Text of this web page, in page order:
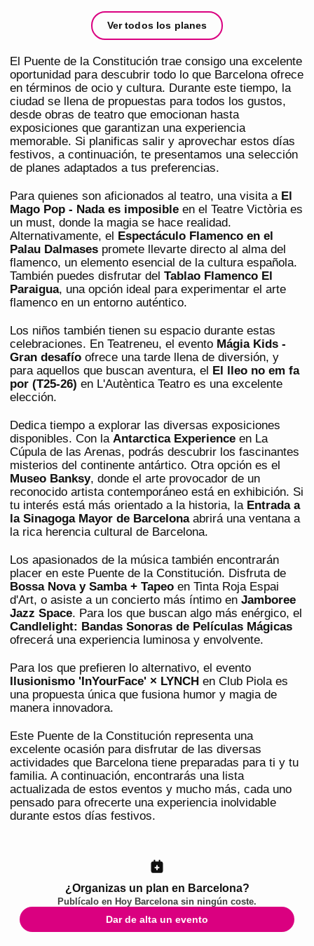
Ver todos los planes
El Puente de la Constitución trae consigo una excelente
oportunidad para descubrir todo lo que Barcelona ofrece
en términos de ocio y cultura. Durante este tiempo, la
ciudad se llena de propuestas para todos los gustos,
desde obras de teatro que emocionan hasta
exposiciones que garantizan una experiencia
memorable. Si planificas salir y aprovechar estos días
festivos, a continuación, te presentamos una selección
de planes adaptados a tus preferencias.
Para quienes son aficionados al teatro, una visita a El
Mago Pop - Nada es imposible en el Teatre Victòria es
un must, donde la magia se hace realidad.
Alternativamente, el Espectáculo Flamenco en el
Palau Dalmases promete llevarte directo al alma del
flamenco, un elemento esencial de la cultura española.
También puedes disfrutar del Tablao Flamenco El
Paraigua, una opción ideal para experimentar el arte
flamenco en un entorno auténtico.
Los niños también tienen su espacio durante estas
celebraciones. En Teatreneu, el evento Mágia Kids -
Gran desafío ofrece una tarde llena de diversión, y
para aquellos que buscan aventura, el El lleo no em fa
por (T25-26) en L'Autèntica Teatro es una excelente
elección.
Dedica tiempo a explorar las diversas exposiciones
disponibles. Con la Antarctica Experience en La
Cúpula de las Arenas, podrás descubrir los fascinantes
misterios del continente antártico. Otra opción es el
Museo Banksy, donde el arte provocador de un
reconocido artista contemporáneo está en exhibición. Si
tu interés está más orientado a la historia, la Entrada a
la Sinagoga Mayor de Barcelonaabrirá una ventana a
la rica herencia cultural de Barcelona.
Los apasionados de la música también encontrarán
placer en este Puente de la Constitución. Disfruta de
Bossa Nova y Samba + Tapeo en Tinta Roja Espai
d'Art, o asiste a un concierto más íntimo en Jamboree
Jazz Space. Para los que buscan algo más enérgico, el
Candlelight: Bandas Sonoras de Películas Mágicas
ofrecerá una experiencia luminosa y envolvente.
Para los que prefieren lo alternativo, el evento
Ilusionismo 'InYourFace' × LYNCH en Club Piola es
una propuesta única que fusiona humor y magia de
manera innovadora.
Este Puente de la Constitución representa una
excelente ocasión para disfrutar de las diversas
actividades que Barcelona tiene preparadas para ti y tu
familia. A continuación, encontrarás una lista
actualizada de estos eventos y mucho más, cada uno
pensado para ofrecerte una experiencia inolvidable
durante estos días festivos.
¿Organizas un plan en Barcelona?
Publícalo en Hoy Barcelonasin ningún coste.
Dar de alta un evento